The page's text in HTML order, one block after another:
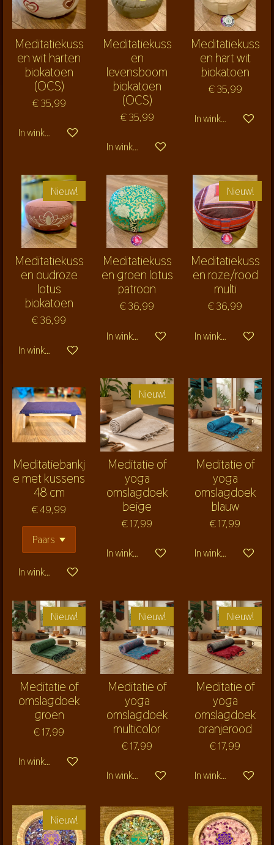
Meditatiekuss
en wit harten
biokatoen
(OCS)
€ 35,99
In winkelwagen
Meditatiekuss
en
levensboom
biokatoen
(OCS)
€ 35,99
In winkelwagen
Meditatiekuss
en hart wit
biokatoen
€ 35,99
In winkelwagen
Nieuw!
Meditatiekuss
en oudroze
lotus
biokatoen
€ 36,99
In winkelwagen
Meditatiekuss
en groen lotus
patroon
€ 36,99
In winkelwagen
Nieuw!
Meditatiekuss
en roze/rood
multi
€ 36,99
In winkelwagen
Meditatiebankj
e met kussens
48 cm
€ 49,99
In winkelwagen
Nieuw!
Meditatie of
yoga
omslagdoek
beige
€ 17,99
In winkelwagen
Meditatie of
yoga
omslagdoek
blauw
€ 17,99
In winkelwagen
Nieuw!
Meditatie of
omslagdoek
groen
€ 17,99
In winkelwagen
Nieuw!
Meditatie of
yoga
omslagdoek
multicolor
€ 17,99
In winkelwagen
Nieuw!
Meditatie of
yoga
omslagdoek
oranjerood
€ 17,99
In winkelwagen
Nieuw!